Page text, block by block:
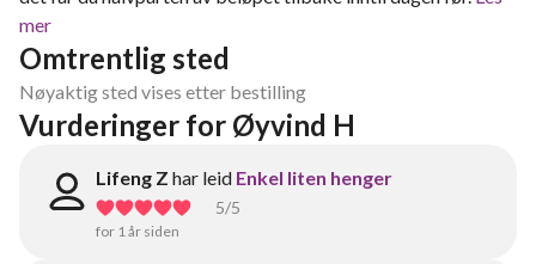
mer
Omtrentlig sted
Nøyaktig sted vises etter bestilling
Vurderinger for Øyvind H
Lifeng Z har leid Enkel liten henger
5/5
for 1 år siden